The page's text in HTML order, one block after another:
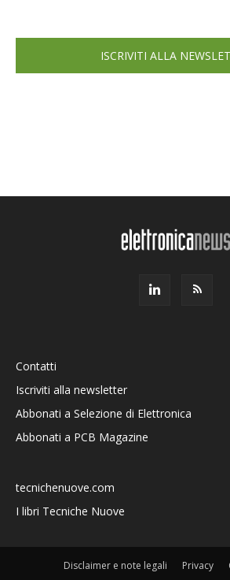
ISCRIVITI ALLA
Contatti
Iscriviti alla newsletter
Abbonati a Selezione di Elettronica
Abbonati a PCB Magazine
tecnichenuove.com
I libri Tecniche Nuove
Disclaimer e note legali Privacy